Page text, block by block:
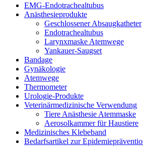
EMG-Endotrachealtubus
Anästhesieprodukte
Geschlossener Absaugkatheter
Endotrachealtubus
Larynxmaske Atemwege
Yankauer-Saugset
Bandage
Gynäkologie
Atemwege
Thermometer
Urologie-Produkte
Veterinärmedizinische Verwendung
Tiere Anästhesie Atemmaske
Aerosolkammer für Haustiere
Medizinisches Klebeband
Bedarfsartikel zur